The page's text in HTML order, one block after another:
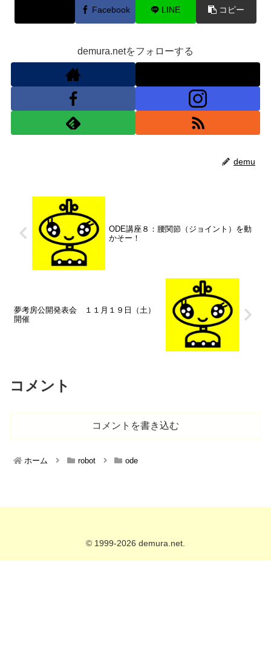
Facebook LINE コピー
demura.netをフォローする
demu
ODE講座８：腰関節（ジョイント）を動
かそー！
夢考房公開発表会 １１月１９日（土）
開催
コメント
コメントを書き込む
ホーム robot ode
© 1999-2026 demura.net.